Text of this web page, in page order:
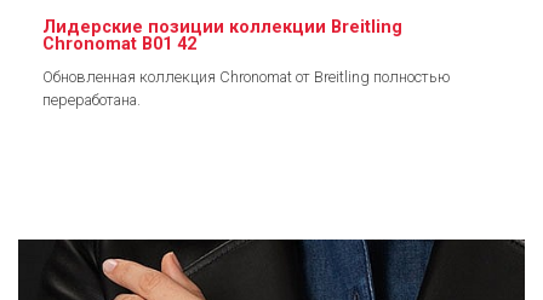
Лидерские позиции коллекции Breitling
Chronomat B01 42
Обновленная коллекция Chronomat от Breitling полностью
переработана.